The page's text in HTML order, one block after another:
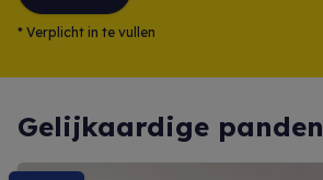
* Verplicht in te vullen
Gelijkaardige panden